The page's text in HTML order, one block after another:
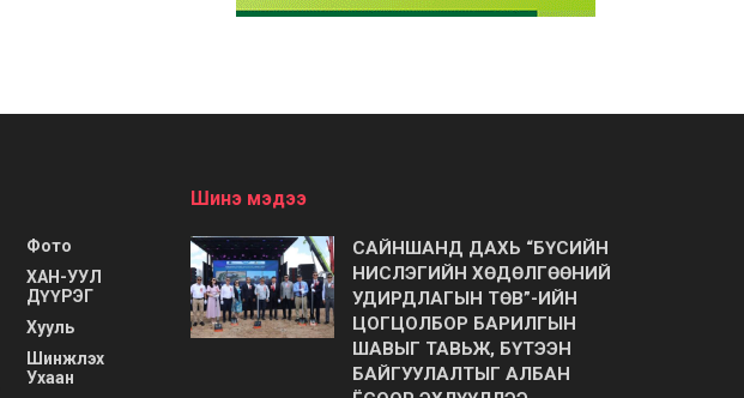
Фото
ХАН-УУЛ
ДҮҮРЭГ
Хууль
Шинжлэх
Ухаан
Шинэ мэдээ
САЙНШАНД ДАХЬ “БҮСИЙН
НИСЛЭГИЙН ХӨДӨЛГӨӨНИЙ
УДИРДЛАГЫН ТӨВ”-ИЙН
ЦОГЦОЛБОР БАРИЛГЫН
ШАВЫГ ТАВЬЖ, БҮТЭЭН
БАЙГУУЛАЛТЫГ АЛБАН